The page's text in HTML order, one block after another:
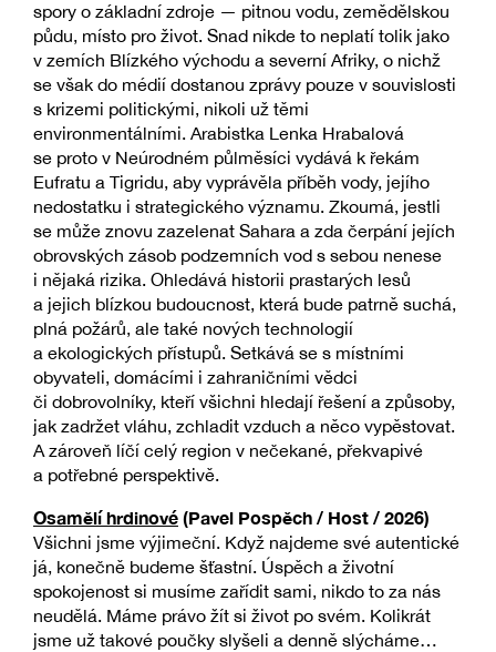
spory o základní zdroje — pitnou vodu, zemědělskou
půdu, místo pro život. Snad nikde to neplatí tolik jako
v zemích Blízkého východu a severní Afriky, o nichž
se však do médií dostanou zprávy pouze v souvislosti
s krizemi politickými, nikoli už těmi
environmentálními. Arabistka Lenka Hrabalová
se proto v Neúrodném půlměsíci vydává k řekám
Eufratu a Tigridu, aby vyprávěla příběh vody, jejího
nedostatku i strategického významu. Zkoumá, jestli
se může znovu zazelenat Sahara a zda čerpání jejích
obrovských zásob podzemních vod s sebou nenese
i nějaká rizika. Ohledává historii prastarých lesů
a jejich blízkou budoucnost, která bude patrně suchá,
plná požárů, ale také nových technologií
a ekologických přístupů. Setkává se s místními
obyvateli, domácími i zahraničními vědci
či dobrovolníky, kteří všichni hledají řešení a způsoby,
jak zadržet vláhu, zchladit vzduch a něco vypěstovat.
A zároveň líčí celý region v nečekané, překvapivé
a potřebné perspektivě.
Osamělí hrdinové (Pavel Pospěch / Host / 2026)
Všichni jsme výjimeční. Když najdeme své autentické
já, konečně budeme šťastní. Úspěch a životní
spokojenost si musíme zařídit sami, nikdo to za nás
neudělá. Máme právo žít si život po svém. Kolikrát
jsme už takové poučky slyšeli a denně slýcháme…